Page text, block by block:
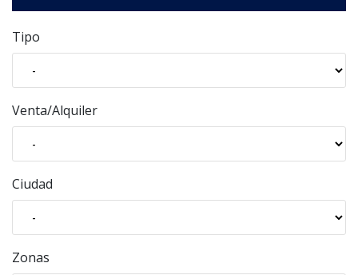
Tipo
Venta/Alquiler
Ciudad
Zonas